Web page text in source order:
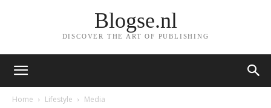
Blogse.nl
DISCOVER THE ART OF PUBLISHING
Home Lifestyle Media